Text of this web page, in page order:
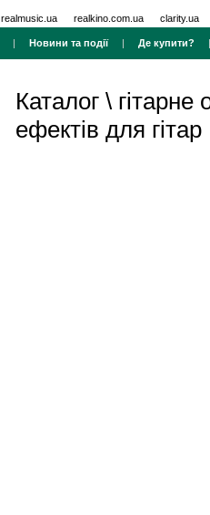
realmusic.ua realkino.com.ua clarity.ua
| Новини та події| Де купити?
Каталог \ гітарне
ефектів для гітар